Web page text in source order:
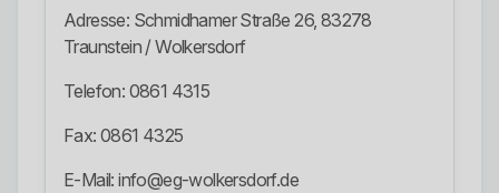
Adresse: Schmidhamer Straße 26, 83278
Traunstein / Wolkersdorf
Telefon: 0861 4315
Fax: 0861 4325
E-Mail: info@eg-wolkersdorf.de